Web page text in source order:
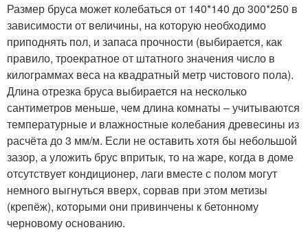
Размер бруса может колебаться от 140*140 до 300*250 в
зависимости от величины, на которую необходимо
приподнять пол, и запаса прочности (выбирается, как
правило, троекратное от штатного значения число в
килограммах веса на квадратный метр чистового пола).
Длина отрезка бруса выбирается на несколько
сантиметров меньше, чем длина комнаты – учитываются
температурные и влажностные колебания древесины из
расчёта до 3 мм/м. Если не оставить хотя бы небольшой
зазор, а уложить брус впритык, то на жаре, когда в доме
отсутствует кондиционер, лаги вместе с полом могут
немного выгнуться вверх, сорвав при этом метизы
(крепёж), которыми они привинчены к бетонному
черновому основанию.